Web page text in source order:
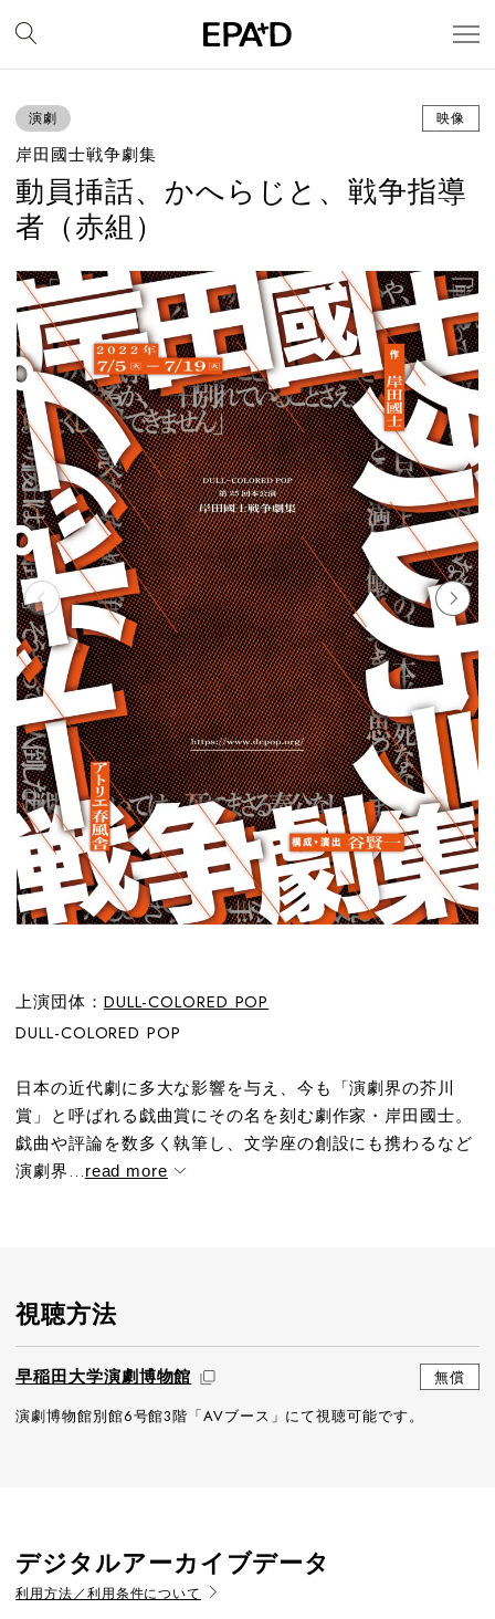
演劇
岸田國士戦争劇集
映像
動員挿話、かへらじと、戦争指導
者（赤組）
上演団体： DULL-COLORED POP
DULL-COLORED POP
日本の近代劇に多大な影響を与え、今も「演劇界の芥川
賞」と呼ばれる戯曲賞にその名を刻む劇作家・岸田國士。
戯曲や評論を数多く執筆し、文学座の創設にも携わるなど
演劇界...read more
視聴方法
早稲田大学演劇博物館
無償
演劇博物館別館6号館3階「AVブース」にて視聴可能です。
デジタルアーカイブデータ
利用方法／利用条件について